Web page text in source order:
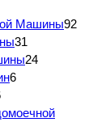
Машины92
31
24
6